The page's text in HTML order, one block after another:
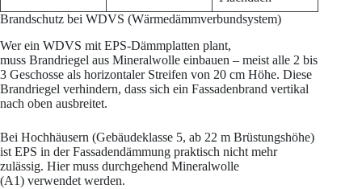
Brandschutz bei WDVS (Wärmedämmverbundsystem)
Wer ein WDVS mit EPS-Dämmplatten plant,
muss Brandriegel aus Mineralwolle einbauen – meist alle 2 bis
3 Geschosse als horizontaler Streifen von 20 cm Höhe. Diese
Brandriegel verhindern, dass sich ein Fassadenbrand vertikal
nach oben ausbreitet.
Bei Hochhäusern (Gebäudeklasse 5, ab 22 m Brüstungshöhe)
ist EPS in der Fassadendämmung praktisch nicht mehr
zulässig. Hier muss durchgehend Mineralwolle
(A1) verwendet werden.